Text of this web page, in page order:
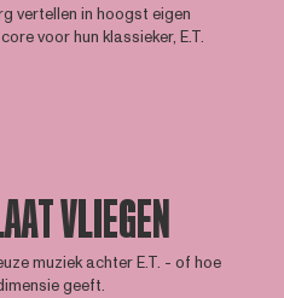
vertellen in hoogst eigen
voor hun klassieker, E.T.
VLIEGEN
muziek achter E.T. - of hoe
geeft.